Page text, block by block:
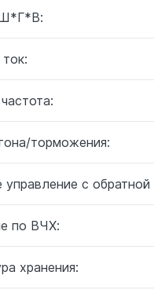
Ш*Г*В:
торможения:
управление с обратной
по ВЧХ:
хранения: